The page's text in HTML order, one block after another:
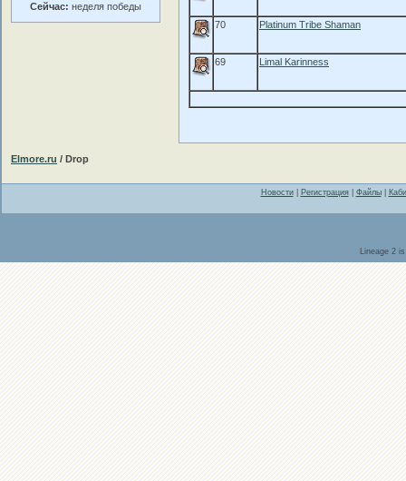
Сейчас: неделя победы
70 Platinum Tribe Shaman
69 Limal Karinness
Elmore.ru / Drop
Новости| Регистрация| Файлы|
Lineage 2